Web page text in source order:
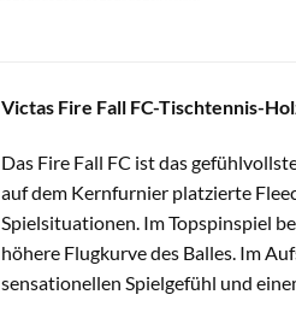
Victas Fire Fall FC-Tischtennis-
Das Fire Fall FC ist das
auf dem Kernfurnier platzierte
Spielsituationen. Im Topspinspiel
höhere Flugkurve des Balles. Im
sensationellen Spielgefühl und